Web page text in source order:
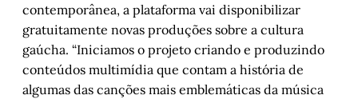
contemporânea, a plataforma vai disponibilizar
gratuitamente novas produções sobre a cultura
gaúcha. “Iniciamos o projeto criando e produzindo
conteúdos multimídia que contam a história de
algumas das canções mais emblemáticas da música